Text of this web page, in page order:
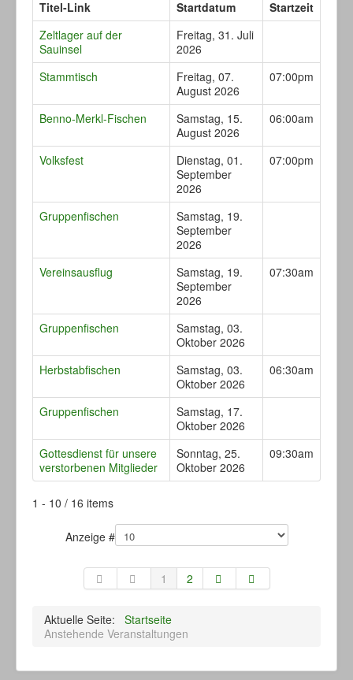
Titel-Link Startdatum
Startzeit
Zeltlager auf der
Sauinsel
Freitag, 31. Juli
2026
Stammtisch
Freitag, 07.
August 2026
07:00pm
Benno-Merkl-Fischen
Samstag, 15.
August 2026
06:00am
Volksfest
Dienstag, 01.
September
2026
07:00pm
Gruppenfischen
Samstag, 19.
September
2026
Vereinsausflug
Samstag, 19.
September
2026
07:30am
Gruppenfischen
Samstag, 03.
Oktober 2026
Herbstabfischen
Samstag, 03.
Oktober 2026
06:30am
Gruppenfischen
Samstag, 17.
Oktober 2026
Gottesdienst für unsere
verstorbenen Mitglieder
Sonntag, 25.
Oktober 2026
09:30am
Limite der Paginierungsliste
1 - 10 / 16 items
Anzeige #
1 2
Aktuelle Seite:
Startseite
Anstehende Veranstaltungen